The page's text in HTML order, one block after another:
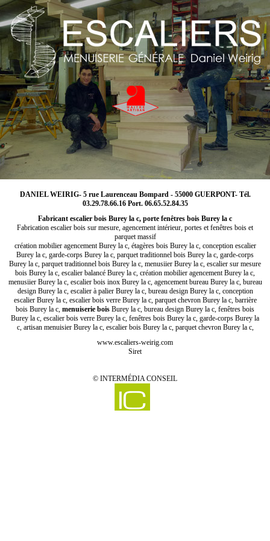
DANIEL WEIRIG- 5 rue Laurenceau Bompard - 55000 GUERPONT- Tél.
03.29.78.66.16 Port. 06.65.52.84.35
Fabricant escalier bois Burey la c, porte fenêtres bois Burey la c
Fabrication escalier bois sur mesure, agencement intérieur, portes et fenêtres bois et
parquet massif
création mobilier agencement Burey la c, étagères bois Burey la c, conception escalier
Burey la c, garde-corps Burey la c, parquet traditionnel bois Burey la c, garde-corps
Burey la c, parquet traditionnel bois Burey la c, menusiier Burey la c, escalier sur mesure
bois Burey la c, escalier balancé Burey la c, création mobilier agencement Burey la c,
menusiier Burey la c, escalier bois inox Burey la c, agencement bureau Burey la c, bureau
design Burey la c, escalier à palier Burey la c, bureau design Burey la c, conception
escalier Burey la c, escalier bois verre Burey la c, parquet chevron Burey la c, barrière
bois Burey la c, menuiserie bois Burey la c, bureau design Burey la c, fenêtres bois
Burey la c, escalier bois verre Burey la c, fenêtres bois Burey la c, garde-corps Burey la
c, artisan menuisier Burey la c, escalier bois Burey la c, parquet chevron Burey la c,
www.escaliers-weirig.com
Siret
© INTERMÉDIA CONSEIL